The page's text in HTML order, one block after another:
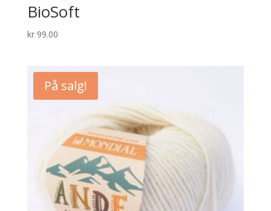
BioSoft
kr99.00
På salg!